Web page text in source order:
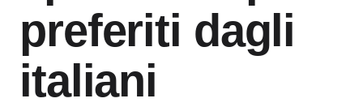
preferiti dagli
italiani